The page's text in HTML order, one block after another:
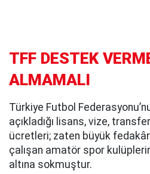
TFF DESTEK
ALMAMALI
Türkiye Futbol
açıkladığı lisans, vize,
ücretleri; zaten büyük
çalışan amatör spor
altına sokmuştur.